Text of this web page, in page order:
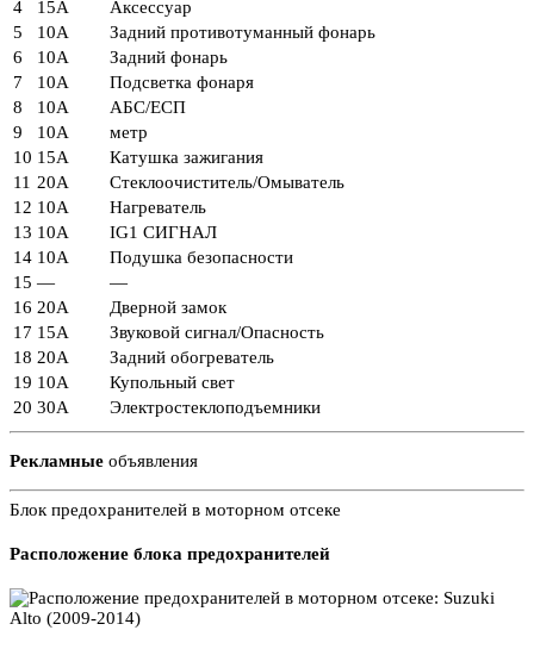
4
15А
Аксессуар
5
10А
Задний противотуманный фонарь
6
10А
Задний фонарь
7
10А
Подсветка фонаря
8
10А
АБС/ЕСП
9
10А
метр
10 15А
Катушка зажигания
11 20А
Стеклоочиститель/Омыватель
12 10А
Нагреватель
13 10А
IG1 СИГНАЛ
14 10А
Подушка безопасности
15 —
—
16 20А
Дверной замок
17 15А
Звуковой сигнал/Опасность
18 20А
Задний обогреватель
19 10А
Купольный свет
20 30А Электростеклоподъемники
Рекламные объявления
Блок предохранителей в моторном отсеке
Расположение блока предохранителей